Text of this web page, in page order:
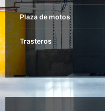
Plaza de motos
Trasteros